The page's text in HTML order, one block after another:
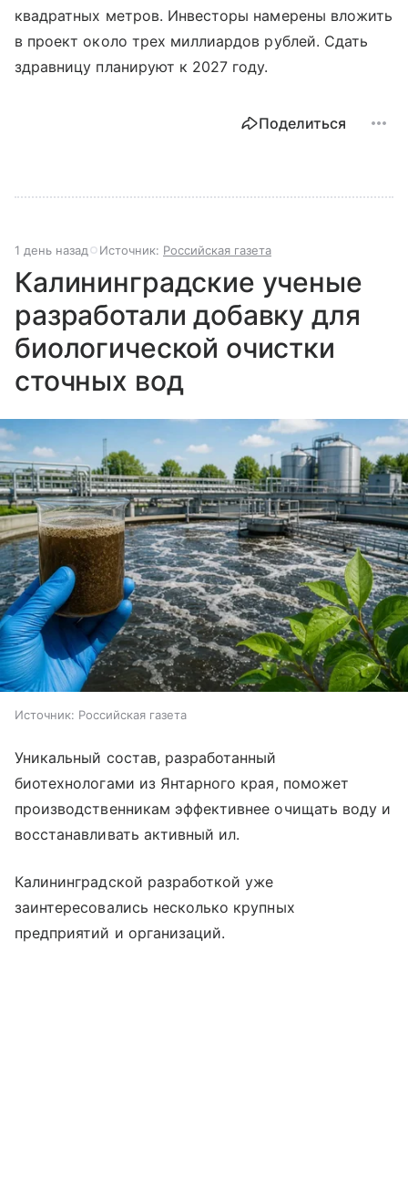
квадратных метров. Инвесторы намерены вложить
в проект около трех миллиардов рублей. Сдать
здравницу планируют к 2027 году.
Поделиться
1 день назад Источник: Российская газета
Калининградские ученые
разработали добавку для
биологической очистки
сточных вод
Источник: Российская газета
Уникальный состав, разработанный
биотехнологами из Янтарного края, поможет
производственникам эффективнее очищать воду и
восстанавливать активный ил.
Калининградской разработкой уже
заинтересовались несколько крупных
предприятий и организаций.